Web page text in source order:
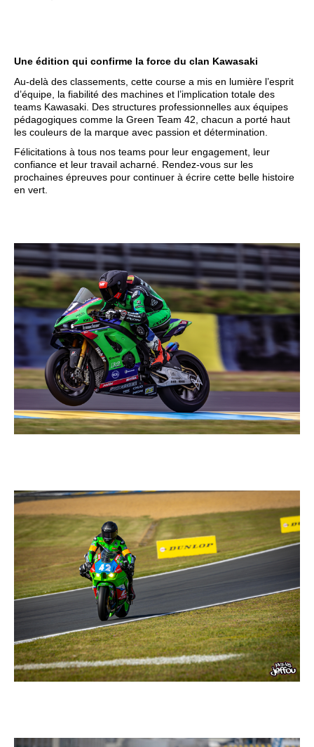
Une édition qui confirme la force du clan Kawasaki
Au-delà des classements, cette course a mis en lumière l’esprit
d’équipe, la fiabilité des machines et l’implication totale des
teams Kawasaki. Des structures professionnelles aux équipes
pédagogiques comme la Green Team 42, chacun a porté haut
les couleurs de la marque avec passion et détermination.
Félicitations à tous nos teams pour leur engagement, leur
confiance et leur travail acharné. Rendez‑vous sur les
prochaines épreuves pour continuer à écrire cette belle histoire
en vert.